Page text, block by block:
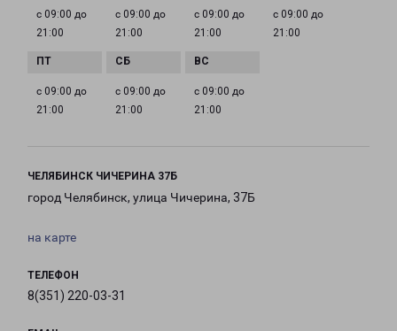
с 09:00 до
21:00
с 09:00 до
21:00
с 09:00 до
21:00
с 09:00 до
21:00
с 09:00 до
21:00
с 09:00 до
21:00
с 09:00 до
21:00
ЧЕЛЯБИНСК ЧИЧЕРИНА 37Б
город Челябинск, улица Чичерина, 37Б
на карте
ТЕЛЕФОН
8(351) 220-03-31